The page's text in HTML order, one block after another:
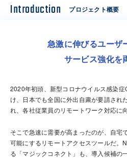
Introduction プロジェクト概要
急激に伸びるユーザ
サービス強化を
2020年初頭、新型コロナウイルス感染
け、日本でも全国に外出自粛が要請され
れ、各社従業員のリモートワーク対応に
そこで急速に需要が高まったのが、自宅
可能にするリモートアクセスツールだ。
る「マジックコネクト」も、導入候補の